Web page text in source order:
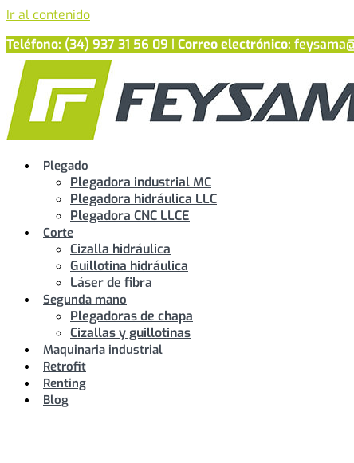
Ir al contenido
Teléfono: (34) 937 31 56 09 | Correo electrónico:
Plegado
Plegadora industrial MC
Plegadora hidráulica LLC
Plegadora CNC LLCE
Corte
Cizalla hidráulica
Guillotina hidráulica
Láser de fibra
Segunda mano
Plegadoras de chapa
Cizallas y guillotinas
Maquinaria industrial
Retrofit
Renting
Blog